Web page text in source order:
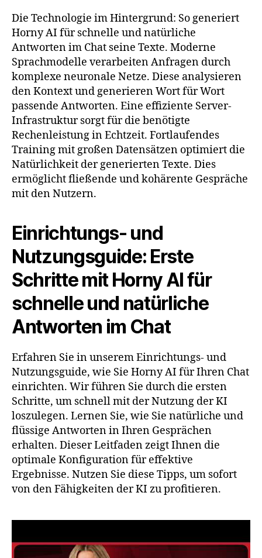
Die Technologie im Hintergrund: So generiert
Horny AI für schnelle und natürliche
Antworten im Chat seine Texte. Moderne
Sprachmodelle verarbeiten Anfragen durch
komplexe neuronale Netze. Diese analysieren
den Kontext und generieren Wort für Wort
passende Antworten. Eine effiziente Server-
Infrastruktur sorgt für die benötigte
Rechenleistung in Echtzeit. Fortlaufendes
Training mit großen Datensätzen optimiert die
Natürlichkeit der generierten Texte. Dies
ermöglicht fließende und kohärente Gespräche
mit den Nutzern.
Einrichtungs- und
Nutzungsguide: Erste
Schritte mit Horny AI für
schnelle und natürliche
Antworten im Chat
Erfahren Sie in unserem Einrichtungs- und
Nutzungsguide, wie Sie Horny AI für Ihren Chat
einrichten. Wir führen Sie durch die ersten
Schritte, um schnell mit der Nutzung der KI
loszulegen. Lernen Sie, wie Sie natürliche und
flüssige Antworten in Ihren Gesprächen
erhalten. Dieser Leitfaden zeigt Ihnen die
optimale Konfiguration für effektive
Ergebnisse. Nutzen Sie diese Tipps, um sofort
von den Fähigkeiten der KI zu profitieren.